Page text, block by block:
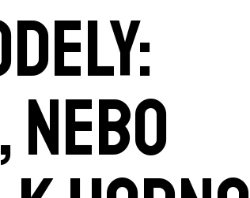
nebo